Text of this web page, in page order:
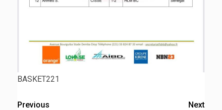
BASKET221
Previous
Next